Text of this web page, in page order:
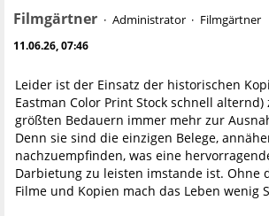
Filmgärtner Administrator Filmgärtner
11.06.26, 07:46
Leider ist der Einsatz der historischen
Eastman Color Print Stock schnell alternd)
größten Bedauern immer mehr zur
Denn sie sind die einzigen Belege,
nachzuempfinden, was eine
Darbietung zu leisten imstande ist. Ohne
Filme und Kopien mach das Leben wenig